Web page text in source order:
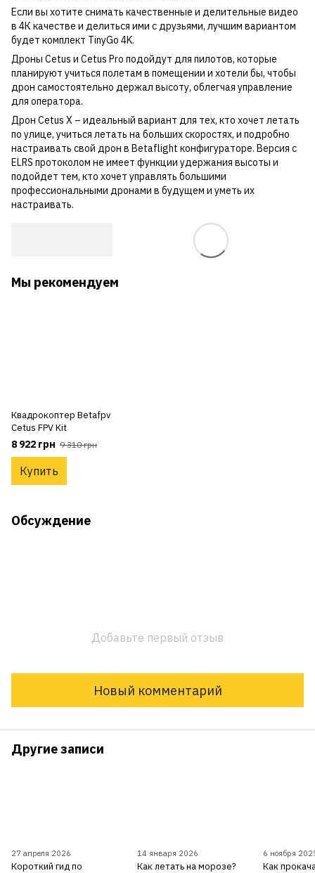
Если вы хотите снимать качественные и делительные видео
в 4К качестве и делиться ими с друзьями, лучшим вариантом
будет комплект TinyGo 4K.
Дроны Cetus и Cetus Pro подойдут для пилотов, которые
планируют учиться полетам в помещении и хотели бы, чтобы
дрон самостоятельно держал высоту, облегчая управление
для оператора.
Дрон Cetus X – идеальный вариант для тех, кто хочет летать
по улице, учиться летать на больших скоростях, и подробно
настраивать свой дрон в Betaflight конфигураторе. Версия с
ELRS протоколом не имеет функции удержания высоты и
подойдет тем, кто хочет управлять большими
профессиональными дронами в будущем и уметь их
настраивать.
Мы рекомендуем
Квадрокоптер Betafpv
Cetus FPV Kit
8 922 грн 9 310 грн
Купить
Обсуждение
Добавьте первый отзыв
Новый комментарий
Другие записи
27 апреля 2026
Короткий гид по
14 января 2026
Как летать на морозе?
6 ноября
Как